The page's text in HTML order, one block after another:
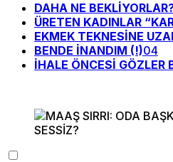
DAHA NE
ÜRETEN KADINLAR
EKMEK TEKNESİNE
BENDE İNANDIM (!)04
İHALE ÖNCESİ GÖZLER